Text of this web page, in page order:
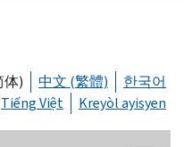
体) 中文 (繁體)
한국어
Tiếng Việt Kreyòl ayisyen